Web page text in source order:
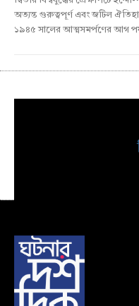
অত্যন্ত গুরুত্বপূর্ণ এবং জটিল
১৯৪৫ সালের আত্মসমর্পণের আগ